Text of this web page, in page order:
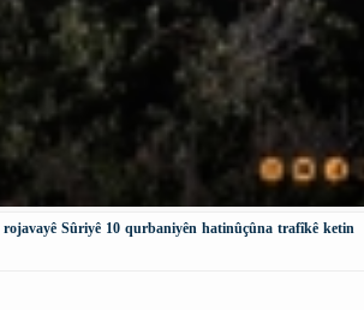
Sûriyê 10 qurbaniyên hatinûçûna trafîkê ketin